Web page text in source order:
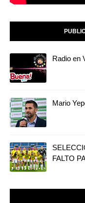
Radio en
Mario
FALTO